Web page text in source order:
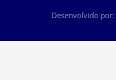
Desenvolvido por: